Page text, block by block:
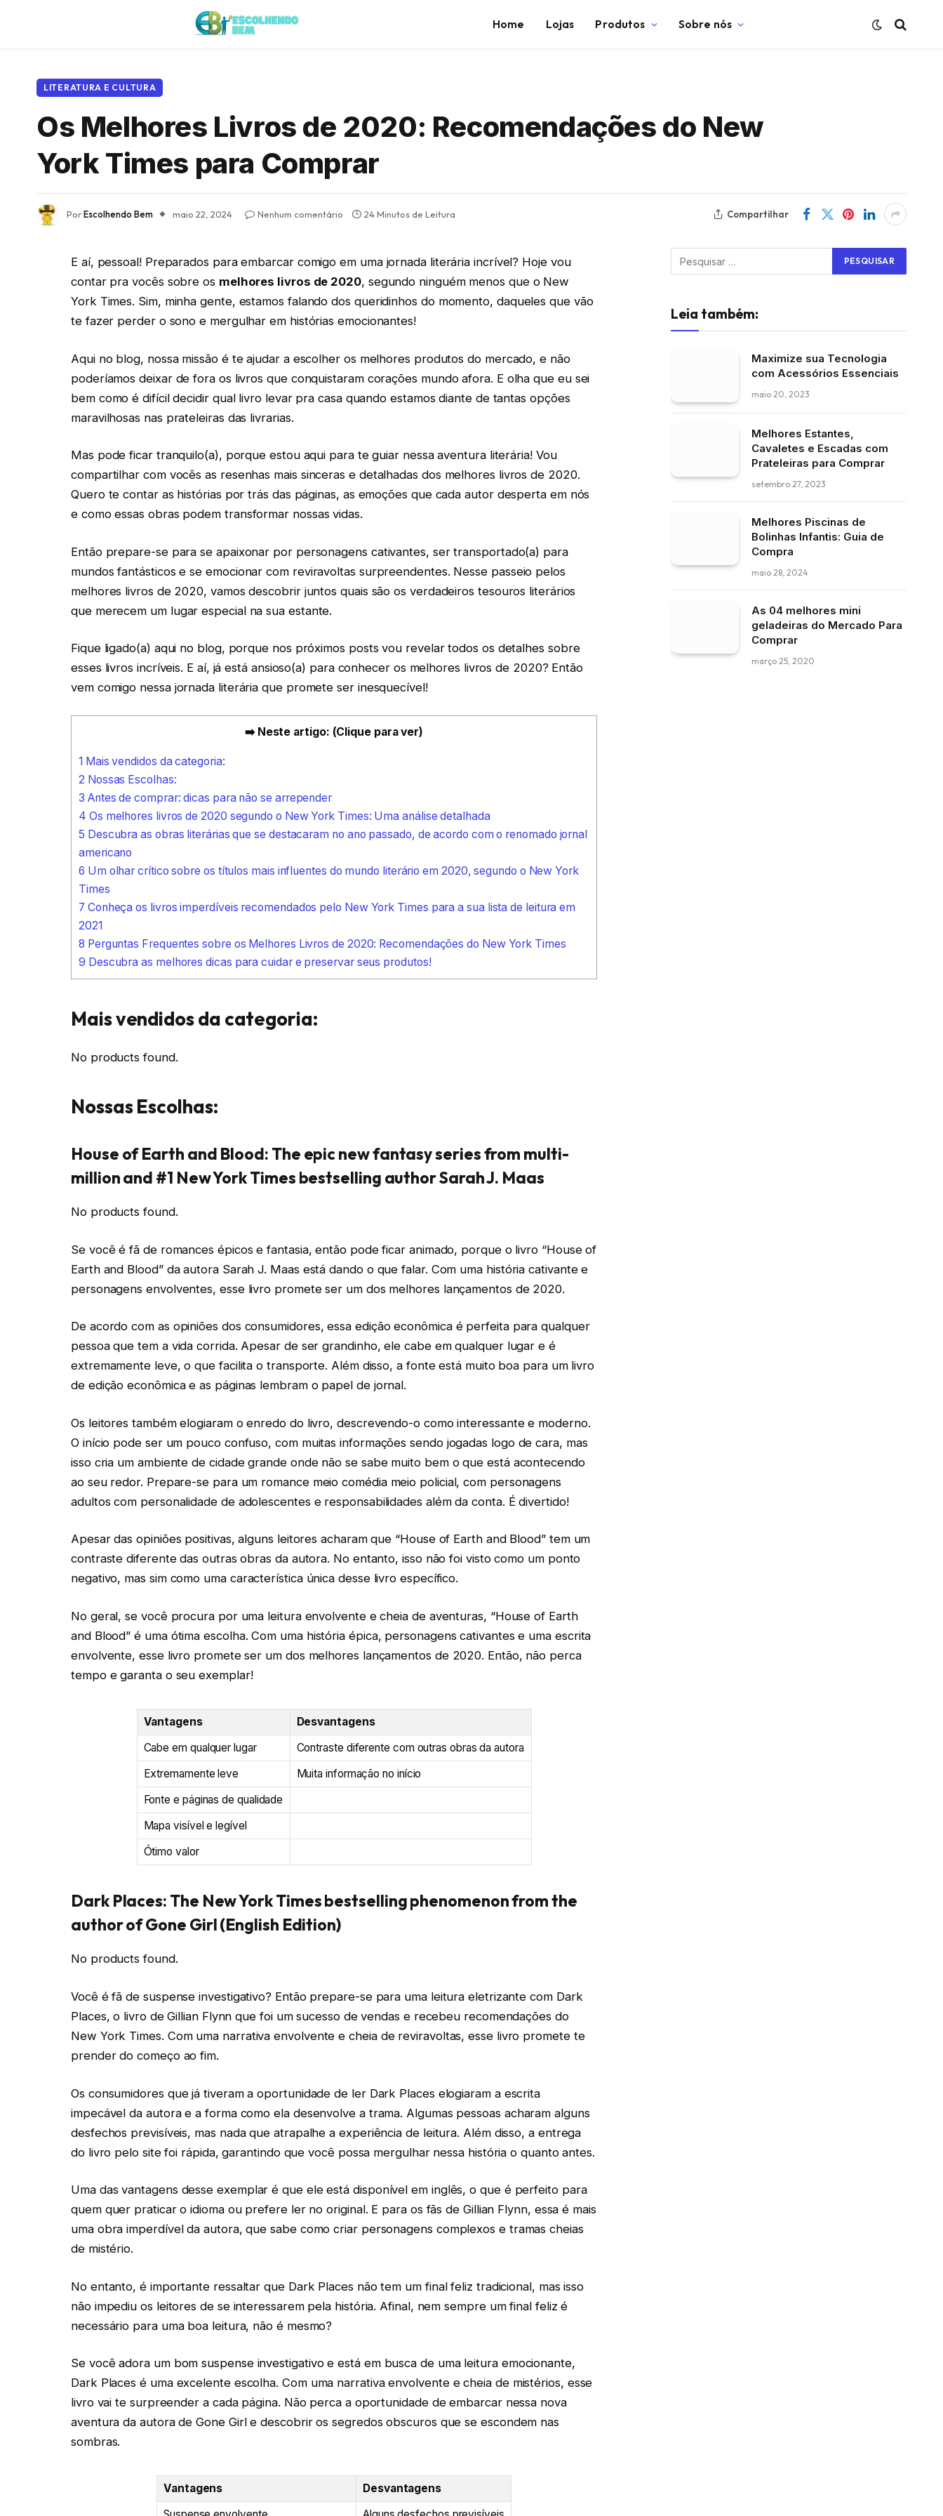
Home Lojas Produtos Sobre nós
LITERATURA E CULTURA
Os Melhores Livros de 2020: Recomendações do New
York Times para Comprar
PorEscolhendo Bem maio 22, 2024 Nenhum comentário 24 Minutos de Leitura Compartilhar
E aí, pessoal! Preparados para embarcar comigo em uma jornada literária incrível? Hoje vou
contar pra vocês sobre os melhores livros de 2020, segundo ninguém menos que o New
York Times. Sim, minha gente, estamos falando dos queridinhos do momento, daqueles que vão
te fazer perder o sono e mergulhar em histórias emocionantes!
Aqui no blog, nossa missão é te ajudar a escolher os melhores produtos do mercado, e não
poderíamos deixar de fora os livros que conquistaram corações mundo afora. E olha que eu sei
bem como é difícil decidir qual livro levar pra casa quando estamos diante de tantas opções
maravilhosas nas prateleiras das livrarias.
Mas pode ficar tranquilo(a), porque estou aqui para te guiar nessa aventura literária! Vou
compartilhar com vocês as resenhas mais sinceras e detalhadas dos melhores livros de 2020.
Quero te contar as histórias por trás das páginas, as emoções que cada autor desperta em nós
e como essas obras podem transformar nossas vidas.
Então prepare-se para se apaixonar por personagens cativantes, ser transportado(a) para
mundos fantásticos e se emocionar com reviravoltas surpreendentes. Nesse passeio pelos
melhores livros de 2020, vamos descobrir juntos quais são os verdadeiros tesouros literários
que merecem um lugar especial na sua estante.
Fique ligado(a) aqui no blog, porque nos próximos posts vou revelar todos os detalhes sobre
esses livros incríveis. E aí, já está ansioso(a) para conhecer os melhores livros de 2020? Então
vem comigo nessa jornada literária que promete ser inesquecível!
➡️ Neste artigo: (Clique para ver)
1 Mais vendidos da categoria:
2 Nossas Escolhas:
3 Antes de comprar: dicas para não se arrepender
4 Os melhores livros de 2020 segundo o New York Times: Uma análise detalhada
5 Descubra as obras literárias que se destacaram no ano passado, de acordo com o renomado jornal
americano
6 Um olhar crítico sobre os títulos mais influentes do mundo literário em 2020, segundo o New York
Times
7 Conheça os livros imperdíveis recomendados pelo New York Times para a sua lista de leitura em
2021
8 Perguntas Frequentes sobre os Melhores Livros de 2020: Recomendações do New York Times
9 Descubra as melhores dicas para cuidar e preservar seus produtos!
Mais vendidos da categoria:
No products found.
Nossas Escolhas:
House of Earth and Blood: The epic new fantasy series from multi-
million and #1 New York Times bestselling author Sarah J. Maas
No products found.
Se você é fã de romances épicos e fantasia, então pode ficar animado, porque o livro “House of
Earth and Blood” da autora Sarah J. Maas está dando o que falar. Com uma história cativante e
personagens envolventes, esse livro promete ser um dos melhores lançamentos de 2020.
De acordo com as opiniões dos consumidores, essa edição econômica é perfeita para qualquer
pessoa que tem a vida corrida. Apesar de ser grandinho, ele cabe em qualquer lugar e é
extremamente leve, o que facilita o transporte. Além disso, a fonte está muito boa para um livro
de edição econômica e as páginas lembram o papel de jornal.
Os leitores também elogiaram o enredo do livro, descrevendo-o como interessante e moderno.
O início pode ser um pouco confuso, com muitas informações sendo jogadas logo de cara, mas
isso cria um ambiente de cidade grande onde não se sabe muito bem o que está acontecendo
ao seu redor. Prepare-se para um romance meio comédia meio policial, com personagens
adultos com personalidade de adolescentes e responsabilidades além da conta. É divertido!
Apesar das opiniões positivas, alguns leitores acharam que “House of Earth and Blood” tem um
contraste diferente das outras obras da autora. No entanto, isso não foi visto como um ponto
negativo, mas sim como uma característica única desse livro específico.
No geral, se você procura por uma leitura envolvente e cheia de aventuras, “House of Earth
and Blood” é uma ótima escolha. Com uma história épica, personagens cativantes e uma escrita
envolvente, esse livro promete ser um dos melhores lançamentos de 2020. Então, não perca
tempo e garanta o seu exemplar!
Vantagens
Desvantagens
Cabe em qualquer lugar
Contraste diferente com outras obras da autora
Extremamente leve
Muita informação no início
Fonte e páginas de qualidade
Mapa visível e legível
Ótimo valor
Dark Places: The New York Times bestselling phenomenon from the
author of Gone Girl (English Edition)
No products found.
Você é fã de suspense investigativo? Então prepare-se para uma leitura eletrizante com Dark
Places, o livro de Gillian Flynn que foi um sucesso de vendas e recebeu recomendações do
New York Times. Com uma narrativa envolvente e cheia de reviravoltas, esse livro promete te
prender do começo ao fim.
Os consumidores que já tiveram a oportunidade de ler Dark Places elogiaram a escrita
impecável da autora e a forma como ela desenvolve a trama. Algumas pessoas acharam alguns
desfechos previsíveis, mas nada que atrapalhe a experiência de leitura. Além disso, a entrega
do livro pelo site foi rápida, garantindo que você possa mergulhar nessa história o quanto antes.
Uma das vantagens desse exemplar é que ele está disponível em inglês, o que é perfeito para
quem quer praticar o idioma ou prefere ler no original. E para os fãs de Gillian Flynn, essa é mais
uma obra imperdível da autora, que sabe como criar personagens complexos e tramas cheias
de mistério.
No entanto, é importante ressaltar que Dark Places não tem um final feliz tradicional, mas isso
não impediu os leitores de se interessarem pela história. Afinal, nem sempre um final feliz é
necessário para uma boa leitura, não é mesmo?
Se você adora um bom suspense investigativo e está em busca de uma leitura emocionante,
Dark Places é uma excelente escolha. Com uma narrativa envolvente e cheia de mistérios, esse
livro vai te surpreender a cada página. Não perca a oportunidade de embarcar nessa nova
aventura da autora de Gone Girl e descobrir os segredos obscuros que se escondem nas
sombras.
Vantagens
Desvantagens
Leia também:
Maximize sua Tecnologia
com Acessórios Essenciais
maio 20, 2023
Melhores Estantes,
Cavaletes e Escadas com
Prateleiras para Comprar
setembro 27, 2023
Melhores Piscinas de
Bolinhas Infantis: Guia de
Compra
maio 28, 2024
As 04 melhores mini
geladeiras do Mercado Para
Comprar
março 25, 2020